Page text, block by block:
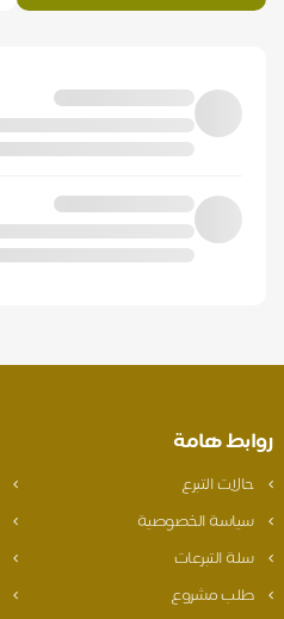
روابط هامة
حالات التبرع
سياسة الخصوصية
سلة التبرعات
طلب مشروع